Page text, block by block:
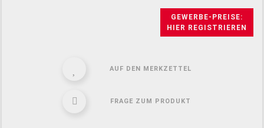
GEWERBE-PREISE:
HIER REGISTRIEREN
AUF DEN MERKZETTEL
FRAGE ZUM PRODUKT